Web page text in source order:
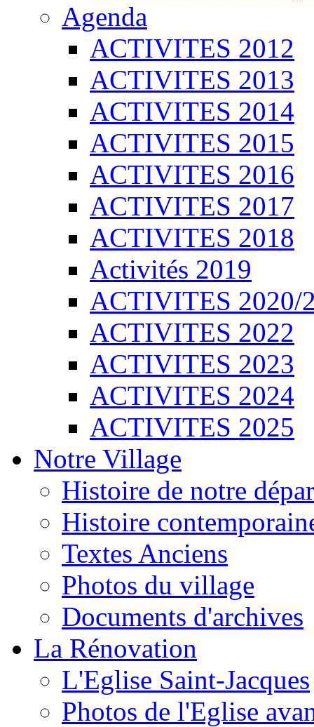
Agenda
ACTIVITES 2012
ACTIVITES 2013
ACTIVITES 2014
ACTIVITES 2015
ACTIVITES 2016
ACTIVITES 2017
ACTIVITES 2018
Activités 2019
ACTIVITES 2020/
ACTIVITES 2022
ACTIVITES 2023
ACTIVITES 2024
ACTIVITES 2025
Notre Village
Histoire de notre
Histoire
Textes Anciens
Photos du village
Documents d'archives
La Rénovation
L'Eglise Saint-Jacques
Photos de l'Eglise